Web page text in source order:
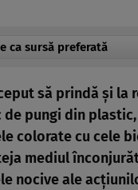
ca sursă preferată
să prindă și
de pungi din
colorate cu cele
mediul
nocive ale